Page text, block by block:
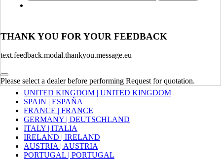
THANK YOU FOR YOUR FEEDBACK
text.feedback.modal.thankyou.message.eu
Please select a dealer before performing Request for quotation.
North America
CANADA (English)
Mexico | México
Europe
UNITED KINGDOM | UNITED KINGDOM
SPAIN | ESPAÑA
FRANCE | FRANCE
GERMANY | DEUTSCHLAND
ITALY | ITALIA
IRELAND | IRELAND
AUSTRIA | AUSTRIA
PORTUGAL | PORTUGAL